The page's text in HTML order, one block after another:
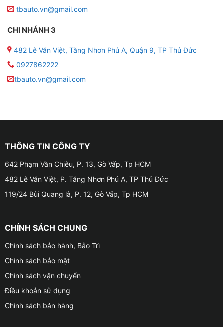
tbauto.vn@gmail.com
CHI NHÁNH 3
482 Lê Văn Việt, Tăng Nhơn Phú A, Quận 9, TP Thủ Đức
0927862222
tbauto.vn@gmail.com
THÔNG TIN CÔNG TY
642 Phạm Văn Chiêu, P. 13, Gò Vấp, Tp HCM
482 Lê Văn Việt, P. Tăng Nhơn Phú A, TP Thủ Đức
119/24 Bùi Quang là, P. 12, Gò Vấp, Tp HCM
CHÍNH SÁCH CHUNG
Chính sách bảo hành, Bảo Trì
Chính sách bảo mật
Chính sách vận chuyển
Điều khoản sử dụng
Chính sách bán hàng